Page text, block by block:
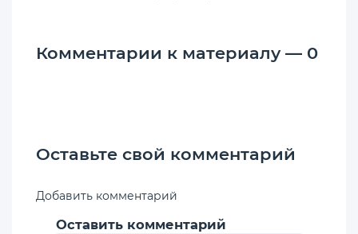
Комментарии к материалу — 0
Оставьте свой комментарий
Добавить комментарий
Оставить комментарий